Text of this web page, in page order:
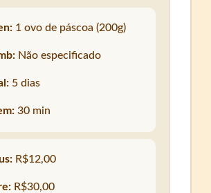
1 ovo de páscoa (200g)
Não especificado
5 dias
30 min
R$12,00
R$30,00